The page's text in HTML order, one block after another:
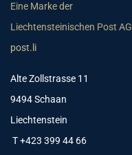
Eine Marke der
Liechtensteinischen Post AG
post.li
Alte Zollstrasse 11
9494 Schaan
Liechtenstein
T +423 399 44 66